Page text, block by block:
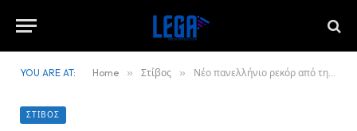
YOU ARE AT: Home » Στίβος » Νέο πανελλήνιο ρεκόρ από την Αποστολία Αντωνάτου στα 60 μ.
ΣΤΊΒΟΣ